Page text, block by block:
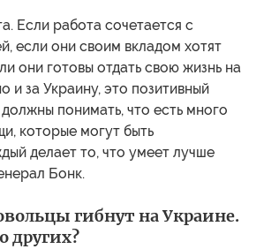
Если работа сочетается с
если они своим вкладом хотят
они готовы отдать свою жизнь на
и за Украину, это позитивный
понимать, что есть много
которые могут быть
делает то, что умеет лучше
Бонк.
гибнут на Украине.
других?